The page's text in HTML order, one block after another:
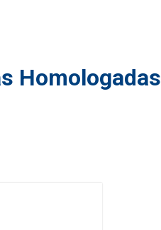
Homologadas